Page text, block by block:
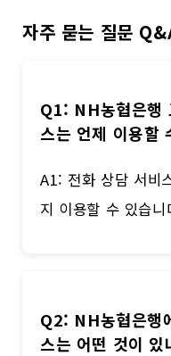
자주 묻는 질문
Q1: NH농협은행
스는 언제 이용할
A1: 전화 상담 서비
지 이용할 수 있습니
Q2: NH농협은행
스는 어떤 것이 있